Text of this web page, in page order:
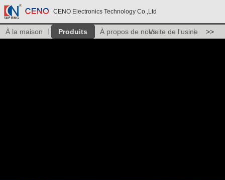
CENO Electronics Technology Co.,Ltd
À la maison Produits À propos de nousVisite de l'usine >>